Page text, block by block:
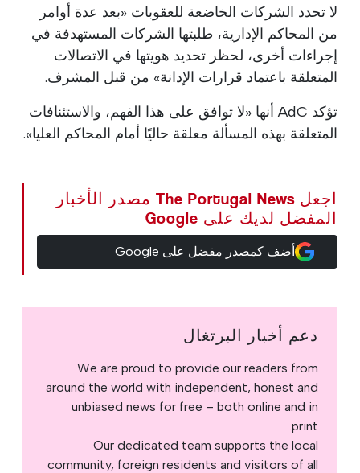
لا تحدد الشركات الخاضعة للعقوبات «بعد عدة أوامر
من المحاكم الإدارية، طلبتها الشركات المستهدفة في
إجراءات أخرى، لحظر تحديد هويتها في الاتصالات
المتعلقة باعتماد قرارات الإدانة» من قبل المشرف.
تؤكد AdC أنها «لا توافق على هذا الفهم، والاستئنافات
المتعلقة بهذه المسألة معلقة حاليًا أمام المحاكم العليا».
اجعل The Portugal News مصدر الأخبار
المفضل لديك على Google
أضف كمصدر مفضل على Google
دعم أخبار البرتغال
We are proud to provide our readers from
around the world with independent, honest and
unbiased news for free – both online and in
print.
Our dedicated team supports the local
community, foreign residents and visitors of all